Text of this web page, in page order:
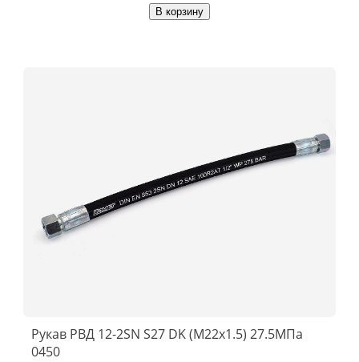
В корзину
Рукав РВД 12-2SN S27 DK (М22х1.5) 27.5МПа
0450